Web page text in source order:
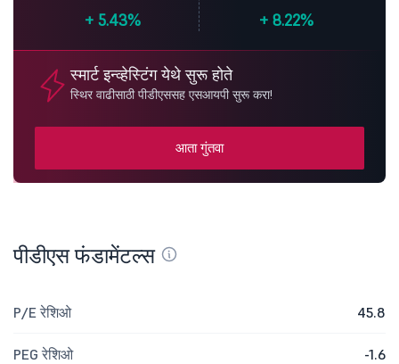
+5.43% + 8.22%
स्मार्ट इन्व्हेस्टिंग येथे सुरू होते
स्थिर वाढीसाठी पीडीएससह एसआयपी सुरू करा!
आता गुंतवा
पीडीएस फंडामेंटल्स
P/E रेशिओ 45.8
PEG रेशिओ -1.6